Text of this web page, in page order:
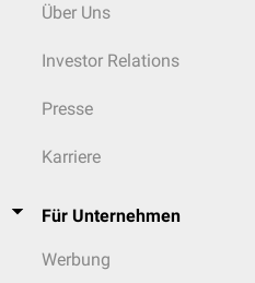
Über Uns
Investor Relations
Presse
Karriere
Für Unternehmen
Werbung